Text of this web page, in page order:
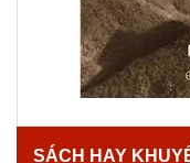
SÁCH HAY